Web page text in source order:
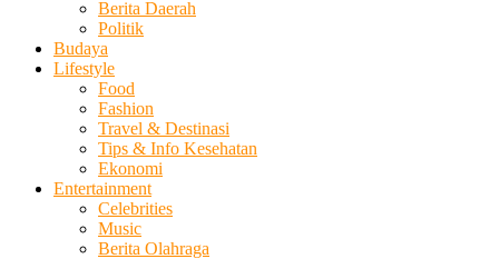
Berita Daerah
Politik
Budaya
Lifestyle
Food
Fashion
Travel & Destinasi
Tips & Info Kesehatan
Ekonomi
Entertainment
Celebrities
Music
Berita Olahraga